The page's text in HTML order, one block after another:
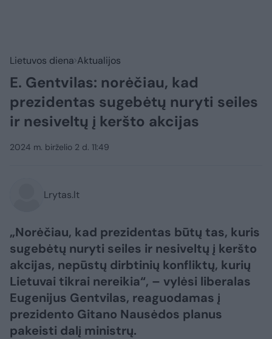
Lietuvos diena Aktualijos
E. Gentvilas: norėčiau, kad
prezidentas sugebėtų nuryti seiles
ir nesiveltų į keršto akcijas
2024 m. birželio 2 d. 11:49
Lrytas.lt
„Norėčiau, kad prezidentas būtų tas, kuris
sugebėtų nuryti seiles ir nesiveltų į keršto
akcijas, nepūstų dirbtinių konfliktų, kurių
Lietuvai tikrai nereikia“, – vylėsi liberalas
Eugenijus Gentvilas, reaguodamas į
prezidento Gitano Nausėdos planus
pakeisti dalį ministrų.